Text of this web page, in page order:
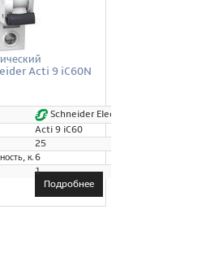
Acti 9 iC60N
Schneider Electric
Acti 9 iC60
25
кА:
6
1
Подробнее